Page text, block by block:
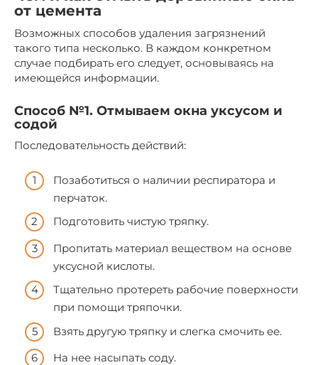
от цемента
Возможных способов удаления загрязнений
такого типа несколько. В каждом конкретном
случае подбирать его следует, основываясь на
имеющейся информации.
Способ №1. Отмываем окна уксусом и
содой
Последовательность действий:
Позаботиться о наличии респиратора и
перчаток.
Подготовить чистую тряпку.
Пропитать материал веществом на основе
уксусной кислоты.
Тщательно протереть рабочие поверхности
при помощи тряпочки.
Взять другую тряпку и слегка смочить ее.
На нее насыпать соду.